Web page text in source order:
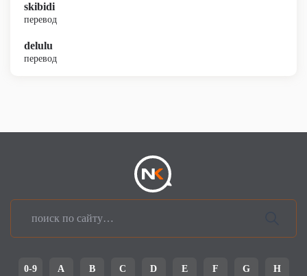
skibidi
перевод
delulu
перевод
0-9 A B C D E F G H